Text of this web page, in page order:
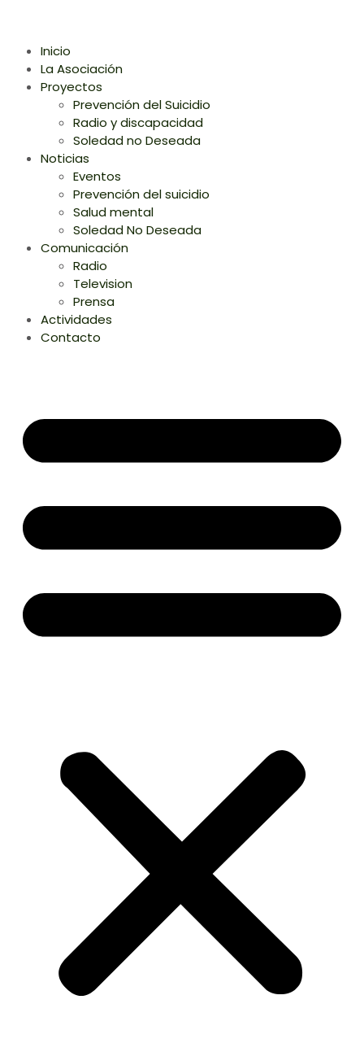
Inicio
La Asociación
Proyectos
Prevención del Suicidio
Radio y discapacidad
Soledad no Deseada
Noticias
Eventos
Prevención del suicidio
Salud mental
Soledad No Deseada
Comunicación
Radio
Television
Prensa
Actividades
Contacto